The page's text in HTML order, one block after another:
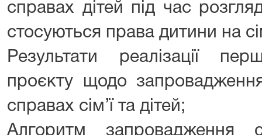
справах дітей під час
стосуються права дитини на
Результати реалізації
проєкту щодо запровадження
справах сім’ї та дітей;
Алгоритм запровадження